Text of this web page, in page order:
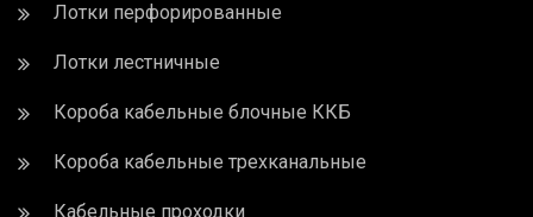
Лотки перфорированные
Лотки лестничные
Короба кабельные блочные ККБ
Короба кабельные трехканальные
Кабельные проходки